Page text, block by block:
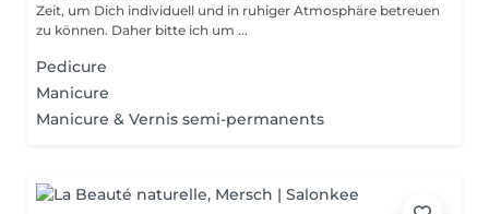
Zeit, um Dich individuell und in ruhiger Atmosphäre betreuen
zu können. Daher bitte ich um ...
Pedicure
Manicure
Manicure & Vernis semi-permanents